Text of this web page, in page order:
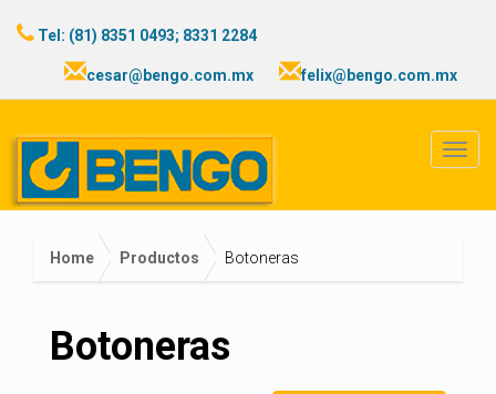
Tel: (81) 8351 0493; 8331 2284
cesar@bengo.com.mx felix@bengo.com.mx
Home Productos Botoneras
Botoneras